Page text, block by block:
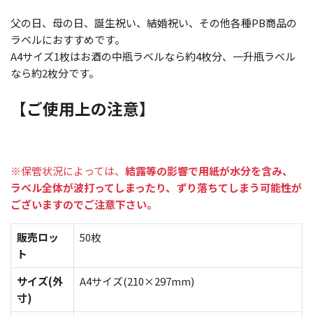
父の日、母の日、誕生祝い、結婚祝い、その他各種PB商品の
ラベルにおすすめです。
A4サイズ1枚はお酒の中瓶ラベルなら約4枚分、一升瓶ラベル
なら約2枚分です。
【ご使用上の注意】
※保管状況によっては、 結露等の影響で用紙が水分を含み、
ラベル全体が波打ってしまったり、ずり落ちてしまう可能性が
ございますのでご注意下さい。
販売ロッ
ト
50枚
サイズ(外
寸)
A4サイズ(210×297mm)